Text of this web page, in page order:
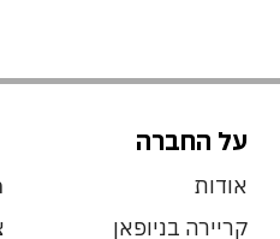
על החברה
אודות
קריירה בניופאן